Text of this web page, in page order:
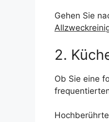
Gehen Sie
2.
Ob Sie eine